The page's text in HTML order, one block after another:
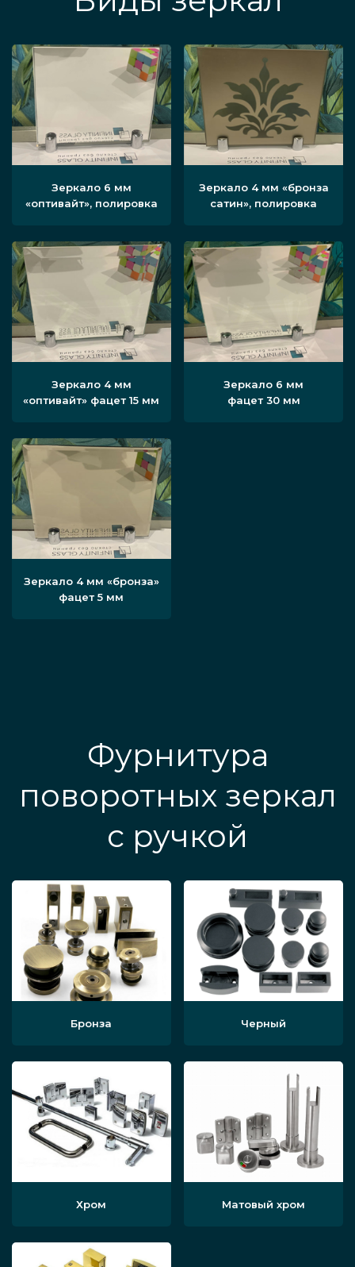
Зеркало 6 мм
«оптивайт», полировка
Зеркало 4 мм «бронза
сатин», полировка
Зеркало 4 мм
«оптивайт» фацет 15 мм
Зеркало 6 мм
фацет 30 мм
Зеркало 4 мм «бронза»
фацет 5 мм
Фурнитура
поворотных зеркал
с ручкой
Бронза Черный
Хром Матовый хром